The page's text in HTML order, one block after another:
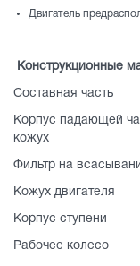
Двигатель
Конструкционные
Составная часть
Корпус падающей
кожух
Фильтр на
Кожух двигателя
Корпус ступени
Рабочее колесо